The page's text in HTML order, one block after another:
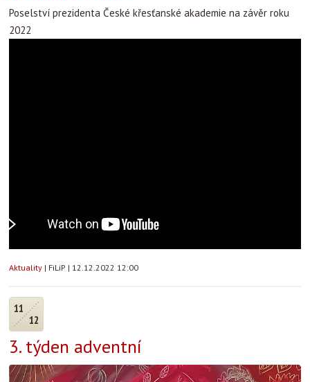
Poselství prezidenta České křesťanské akademie na závěr roku
2022
Aktuality | FiLiP | 12.12.2022 12:00
11
12
3. týden adventní